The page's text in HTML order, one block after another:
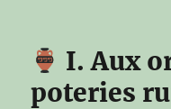
I. Aux
poteries